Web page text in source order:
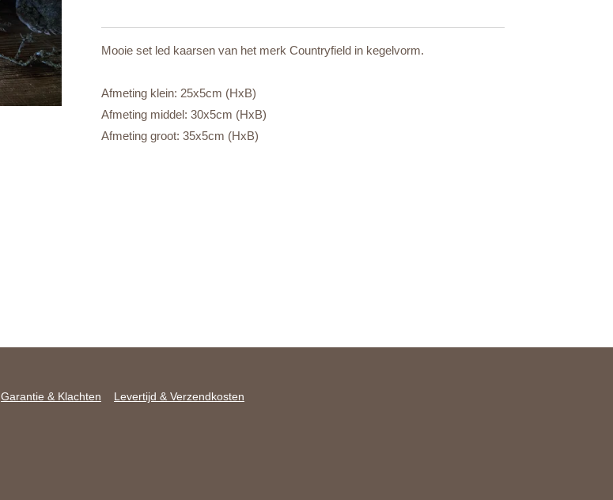
Mooie set led kaarsen van het merk Countryfield in kegelvorm.
Afmeting klein: 25x5cm (HxB)
Afmeting middel: 30x5cm (HxB)
Afmeting groot: 35x5cm (HxB)
Garantie & Klachten Levertijd & Verzendkosten